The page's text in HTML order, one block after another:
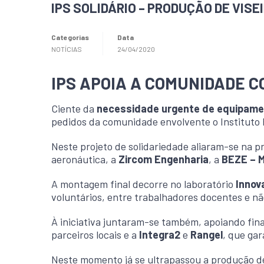
IPS SOLIDÁRIO – PRODUÇÃO DE
Categorias
NOTÍCIAS
Data
24/04/2020
IPS APOIA A COMUNIDADE
Ciente da necessidade urgente de
pedidos da comunidade envolvente o
Neste projeto de solidariedade aliaram-se na
aeronáutica, a Zircom Engenharia, a BEZE –
A montagem final decorre no laboratório
voluntários, entre trabalhadores docentes e
À iniciativa juntaram-se também, apoiando
parceiros locais e a Integra2e Rangel, que
Neste momento já se ultrapassou a produção